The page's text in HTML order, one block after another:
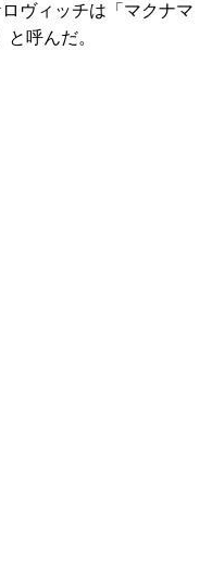
ヴィッチは「マクナマ
呼んだ。